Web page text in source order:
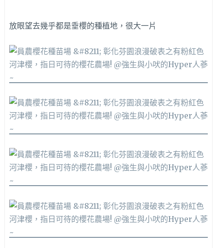
放眼望去幾乎都是垂櫻的種植地，很大一片